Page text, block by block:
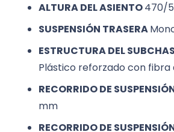
ALTURA DEL ASIENTO470/
SUSPENSIÓN TRASERA
ESTRUCTURA DEL
Plástico reforzado con fibra
RECORRIDO DE
mm
RECORRIDO DE